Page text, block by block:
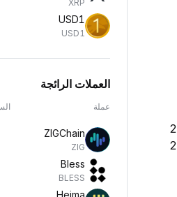
XRP
USD1
USD1
العملات الرائجة
عملة
ZIGChain
ZIG
Bless
BLESS
Heima